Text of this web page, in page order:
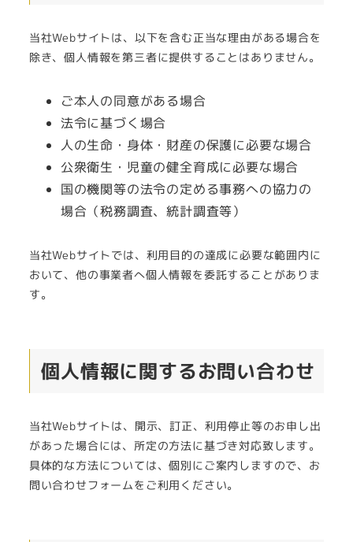
当社Webサイトは、以下を含む正当な理由がある場合を
除き、個人情報を第三者に提供することはありません。
ご本人の同意がある場合
法令に基づく場合
人の生命・身体・財産の保護に必要な場合
公衆衛生・児童の健全育成に必要な場合
国の機関等の法令の定める事務への協力の
場合（税務調査、統計調査等）
当社Webサイトでは、利用目的の達成に必要な範囲内に
おいて、他の事業者へ個人情報を委託することがありま
す。
個人情報に関するお問い合わせ
当社Webサイトは、開示、訂正、利用停止等のお申し出
があった場合には、所定の方法に基づき対応致します。
具体的な方法については、個別にご案内しますので、お
問い合わせフォームをご利用ください。